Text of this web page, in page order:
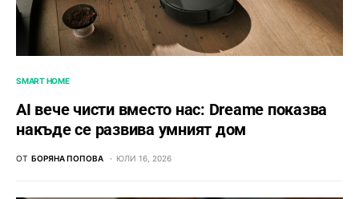
SMART HOME
AI вече чисти вместо нас: Dreame показва
накъде се развива умният дом
ОТ БОРЯНА ПОПОВА ЮЛИ 16, 2026